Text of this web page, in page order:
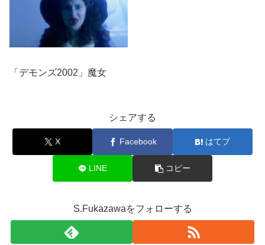
「デモンズ2002」魔女
シェアする
X Facebook はてブ
LINE コピー
S.Fukazawaをフォローする